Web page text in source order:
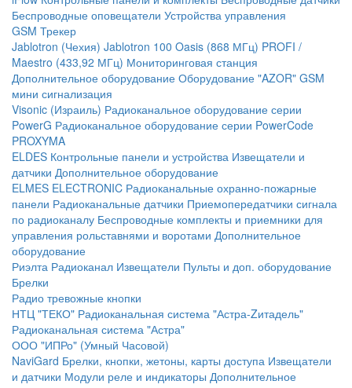
Беспроводные оповещатели Устройства управления
GSM Трекер
Jablotron (Чехия) Jablotron 100 Oasis (868 МГц) PROFI /
Maestro (433,92 МГц) Мониторинговая станция
Дополнительное оборудование Оборудование "AZOR" GSM
мини сигнализация
Visonic (Израиль) Радиоканальное оборудование серии
PowerG Радиоканальное оборудование серии PowerCode
PROXYMA
ELDES Контрольные панели и устройства Извещатели и
датчики Дополнительное оборудование
ELMES ELECTRONIC Радиоканальные охранно-пожарные
панели Радиоканальные датчики Приемопередатчики сигнала
по радиоканалу Беспроводные комплекты и приемники для
управления рольставнями и воротами Дополнительное
оборудование
Риэлта Радиоканал Извещатели Пульты и доп. оборудование
Брелки
Радио тревожные кнопки
НТЦ "ТЕКО" Радиоканальная система "Астра-Zитадель"
Радиоканальная система "Астра"
ООО "ИПРо" (Умный Часовой)
NaviGard Брелки, кнопки, жетоны, карты доступа Извещатели
и датчики Модули реле и индикаторы Дополнительное